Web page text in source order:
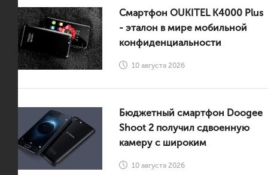
Смартфон OUKITEL K4000 Plus
- эталон в мире мобильной
конфиденциальности
10 августа 2026
Бюджетный смартфон Doogee
Shoot 2 получил сдвоенную
камеру с широким
10 августа 2026